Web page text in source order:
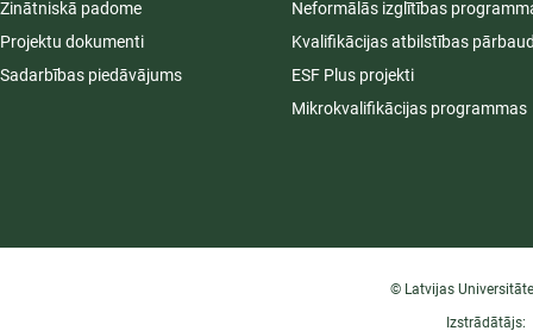
Zinātniskā padome
Projektu dokumenti
Sadarbības piedāvājums
Neformālās izglītības
Kvalifikācijas atbilstības
ESF Plus projekti
Mikrokvalifikācijas programmas
© Latvijas
Izstrādātājs: